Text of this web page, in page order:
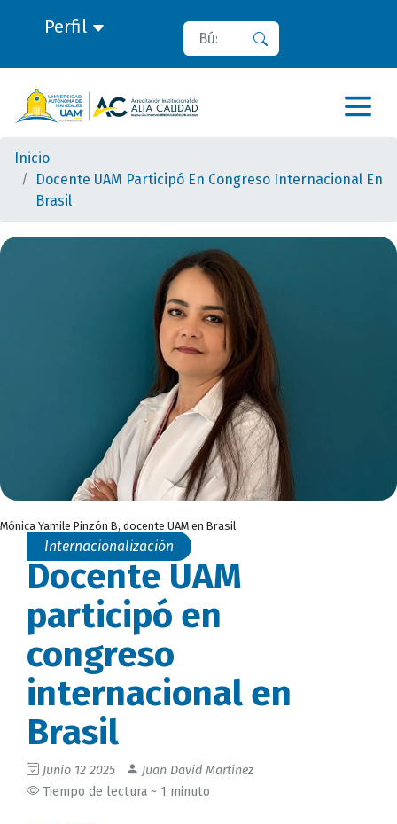
Perfil Buscar
Inicio
Docente UAM Participó En Congreso Internacional En
Brasil
Mónica Yamile Pinzón B, docente UAM en Brasil.
Internacionalización
Docente UAM
participó en
congreso
internacional en
Brasil
Junio 12 2025
Juan David Martinez
Tiempo de lectura ~ 1 minuto